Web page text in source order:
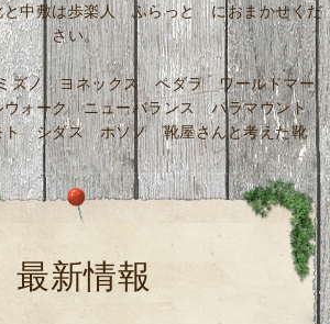
と中敷は歩楽人 ふらっと におまかせくだ
さい。
ズノ ヨネックス ペダラ ワールドマー
ウォーク ニューバランス パラマウント
ト シダス ホソノ 靴屋さんと考えた靴
最新情報